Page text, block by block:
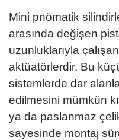
Mini pnömatik
arasında değişen
uzunluklarıyla
aktüatörlerdir. Bu
sistemlerde dar
edilmesini mümkün
ya da paslanmaz
sayesinde montaj